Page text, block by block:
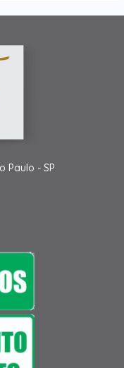
Paulo - SP